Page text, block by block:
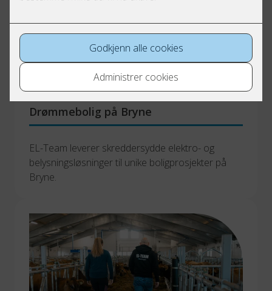
Drømmebolig på Bryne
EL-Team leverer skreddersydde elektro- og
belysningsløsninger til unike boligprosjekter på
Bryne.